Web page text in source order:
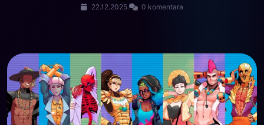
22.12.2025. 0 komentara